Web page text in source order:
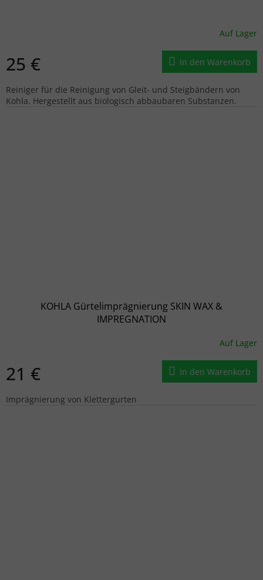
Auf Lager
25 € In den Warenkorb
Reiniger für die Reinigung von Gleit- und Steigbändern von
Kohla. Hergestellt aus biologisch abbaubaren Substanzen.
KOHLA Gürtelimprägnierung SKIN WAX &
IMPREGNATION
Auf Lager
21 € In den Warenkorb
Imprägnierung von Klettergurten